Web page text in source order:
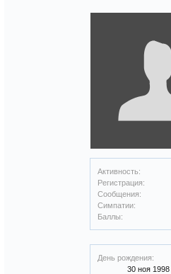
Активность:
Регистрация:
Сообщения:
Симпатии:
Баллы:
День рождения:
30 ноя 1998